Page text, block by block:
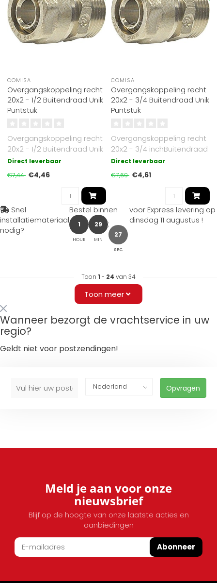
COMISA
Overgangskoppeling recht
20x2 - 1/2 Buitendraad Unik
Puntstuk
Overgangskoppeling recht
20x2 - 1/2 Buitendraad Unik
Direct leverbaar
€7,44 €4,46
COMISA
Overgangskoppeling recht
20x2 - 3/4 Buitendraad Unik
Puntstuk
Overgangskoppeling recht
20x2 - 3/4 inchBuitendraad
Unik
Direct leverbaar
€7,69 €4,61
Snel
installatiemateriaal
nodig?
Bestel binnen
1
HOUR
29
MIN
26
SEC
voor Express levering op
dinsdag 11 augustus !
Toon 1 - 24 van 34
Toon meer
Wanneer bezorgt de vrachtservice in uw
regio?
Geldt niet voor postzendingen!
Opvragen
Meld je aan voor onze
nieuwsbrief
Blijf op de hoogte van onze laatste acties en
aanbiedingen
Abonneer